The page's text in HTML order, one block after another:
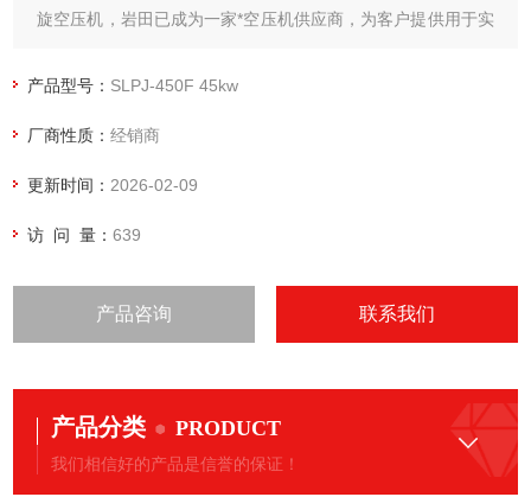
旋空压机，岩田已成为一家*空压机供应商，为客户提供用于实
品。岩田无油涡旋空压机产品系列从1.5kw到45kw。随着新产
产品型号： SLPJ-450F 45kw
厂商性质：经销商
更新时间： 2026-02-09
访 问 量：639
产品咨询 联系我们
产品分类 PRODUCT
我们相信好的产品是信誉的保证！